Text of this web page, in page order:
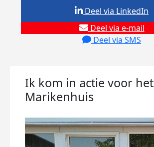
Deel via e-mail
Deel via SMS
Deel via LinkedIn
Ik kom in actie voor het
Marikenhuis